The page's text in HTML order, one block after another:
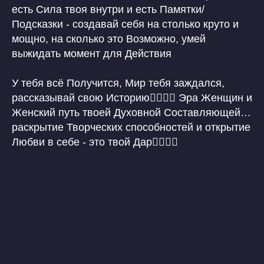
есть Сила твоя внутри и есть Памятки/
Подсказки - создавай себя на столько круто и
мощно, на сколько это Возможно, умей
выжидать момент для Действия
У тебя всё Получится, Мир тебя заждался,
рассказывай свою Историю🙋🏼‍♀️✨ Эра Женщин и
Женский путь твоей Духовной Составляющей…
раскрытие Творческих способностей и открытие
Любви в себе - это твой Дар🙋🏼‍♀️✨